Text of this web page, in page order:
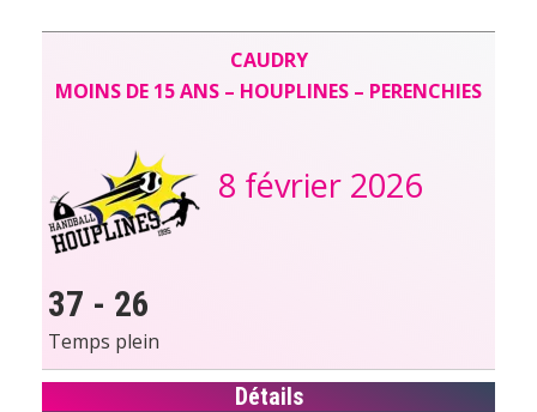
CAUDRY
MOINS DE 15 ANS – HOUPLINES – PERENCHIES
8 février 2026
37 - 26
Temps plein
Détails